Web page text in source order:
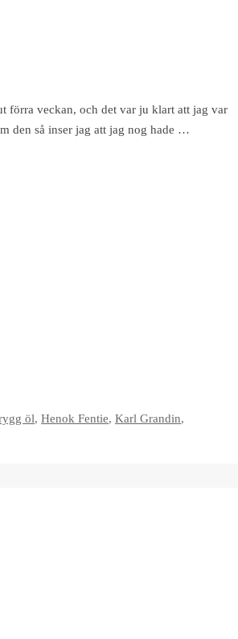
förra veckan, och det var ju klart att jag var
den så inser jag att jag nog hade …
öl, Henok Fentie, Karl Grandin,